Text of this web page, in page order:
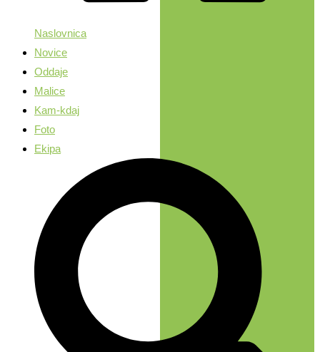
Naslovnica
Novice
Oddaje
Malice
Kam-kdaj
Foto
Ekipa